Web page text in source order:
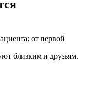
от первой
близким и друзьям.